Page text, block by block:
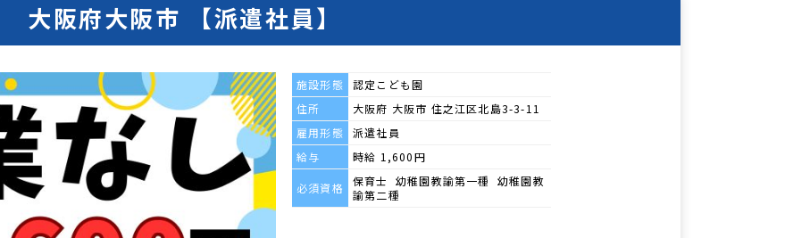
大阪府大阪市 【派遣社員】
施設形態
認定こども園
住所
大阪府 大阪市 住之江区北島3-3-11
雇用形態
派遣社員
給与
時給 1,600円
必須資格
保育士 幼稚園教諭第一種 幼稚園教
諭第二種